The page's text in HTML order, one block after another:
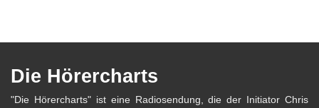
Die Hörercharts
"Die Hörercharts" ist eine Radiosendung, die der Initiator Chris